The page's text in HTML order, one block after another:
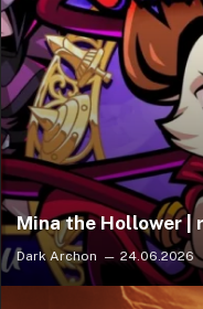
Mina the Hollower |
Dark Archon 24.06.2026